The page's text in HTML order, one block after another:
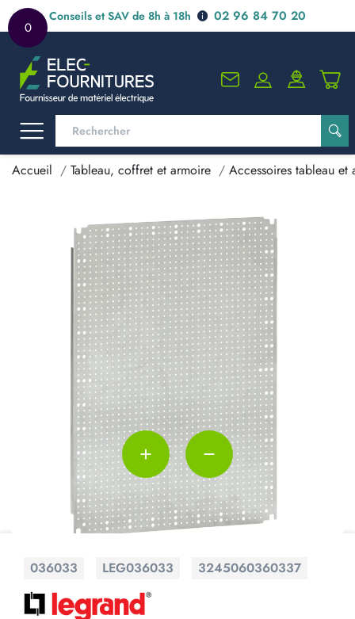
0
Conseils et SAV de 8h à 18h 02 96 84 70 20
Accueil Tableau, coffret et armoire Accessoires tableau et
036033 LEG036033 3245060360337
add remove